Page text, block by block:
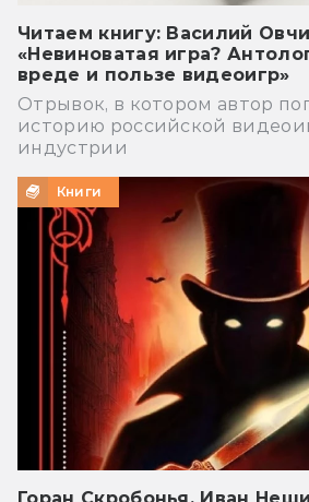
Читаем книгу: Василий
«Невиноватая игра?
вреде и пользе видеоигр»
Отрывок, в котором автор
историю российской
индустрии
Книги
Горан Скробонья, Иван